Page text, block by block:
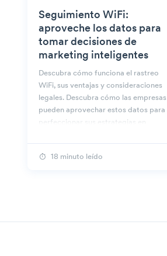
Seguimiento WiFi:
aproveche los datos para
tomar decisiones de
marketing inteligentes
Descubra cómo funciona el rastreo
WiFi, sus ventajas y consideraciones
legales. Descubra cómo las empresas
pueden aprovechar estos datos para
perfeccionar sus estrategias en
18 minuto leído